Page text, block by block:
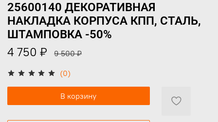
(0)
25600140 ДЕКОРАТИВНАЯ
НАКЛАДКА КОРПУСА КПП, СТАЛЬ,
ШТАМПОВКА -50%
4 750 ₽ 9 500 ₽
В корзину